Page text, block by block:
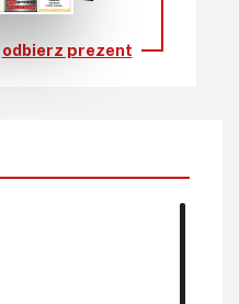
odbierz prezent